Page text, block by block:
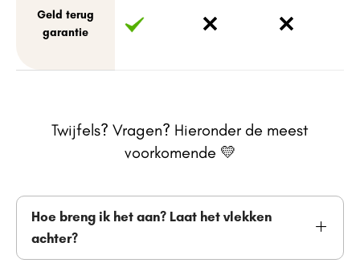
Geld terug
garantie
Twijfels? Vragen? Hieronder de meest
voorkomende 💛
Hoe breng ik het aan? Laat het vlekken
achter?